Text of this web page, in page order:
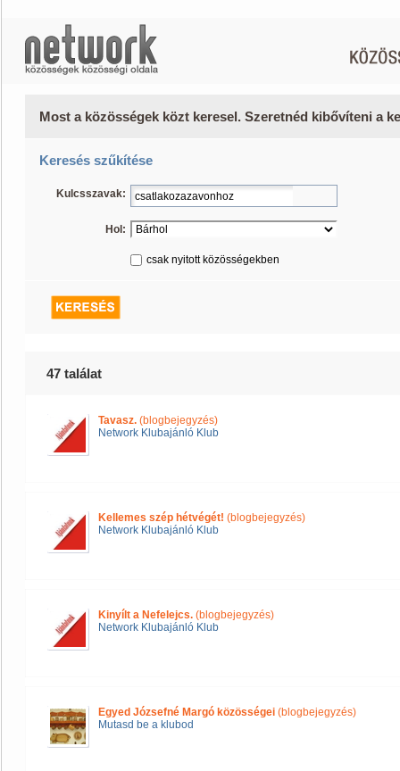
Most a közösségek közt keresel. Szeretnéd kibővíteni a
Keresés szűkítése
Kulcsszavak:
Hol:
csak nyitott közösségekben
47 találat
Tavasz. (blogbejegyzés)
Network Klubajánló Klub
Kellemes szép hétvégét! (blogbejegyzés)
Network Klubajánló Klub
Kinyílt a Nefelejcs. (blogbejegyzés)
Network Klubajánló Klub
Egyed Józsefné Margó közösségei (blogbejegyzés)
Mutasd be a klubod